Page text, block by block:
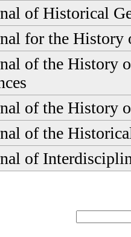
of Historical
for the History
of the History
of the History
of the
of